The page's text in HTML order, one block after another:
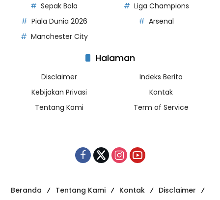
Sepak Bola
Liga Champions
Piala Dunia 2026
Arsenal
Manchester City
Halaman
Disclaimer
Indeks Berita
Kebijakan Privasi
Kontak
Tentang Kami
Term of Service
Beranda Tentang Kami Kontak
Disclaimer